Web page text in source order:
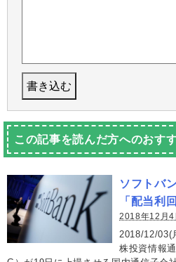
この記事を読んだ方へのおす
ソフトバ
「配当利
2018年12月4
2018/12/03(
株投資情報